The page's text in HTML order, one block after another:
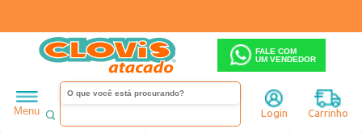
FALE COM
UM VENDEDOR
Menu Login Carrinho
Masculino Chuteira
Ordenar Filtrar